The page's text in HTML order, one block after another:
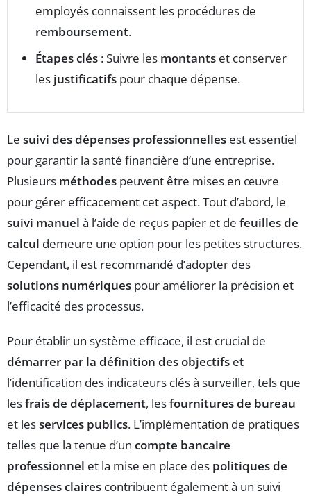
employés connaissent les procédures de
remboursement.
Étapes clés : Suivre les montants et conserver
les justificatifs pour chaque dépense.
Le suivi des dépenses professionnelles est essentiel
pour garantir la santé financière d’une entreprise.
Plusieurs méthodes peuvent être mises en œuvre
pour gérer efficacement cet aspect. Tout d’abord, le
suivi manuel à l’aide de reçus papier et de feuilles de
calcul demeure une option pour les petites structures.
Cependant, il est recommandé d’adopter des
solutions numériques pour améliorer la précision et
l’efficacité des processus.
Pour établir un système efficace, il est crucial de
démarrer par la définition des objectifs et
l’identification des indicateurs clés à surveiller, tels que
lesfrais de déplacement, lesfournitures de bureau
et lesservices publics. L’implémentation de pratiques
telles que la tenue d’un compte bancaire
professionnel et la mise en place des politiques de
dépenses claires contribuent également à un suivi